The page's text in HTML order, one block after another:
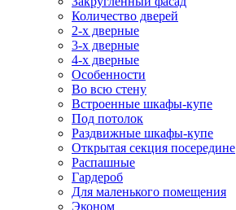
Количество дверей
2-х дверные
3-х дверные
4-х дверные
Особенности
Во всю стену
Встроенные шкафы-купе
Под потолок
Раздвижные шкафы-купе
Открытая секция посередине
Распашные
Гардероб
Для маленького помещения
Эконом